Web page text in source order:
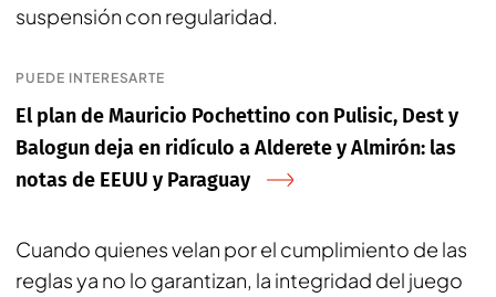
suspensión con regularidad.
PUEDE INTERESARTE
El plan de Mauricio Pochettino con Pulisic, Dest y
Balogun deja en ridículo a Alderete y Almirón: las
notas de EEUU y Paraguay
Cuando quienes velan por el cumplimiento de las
reglas ya no lo garantizan, la integridad del juego